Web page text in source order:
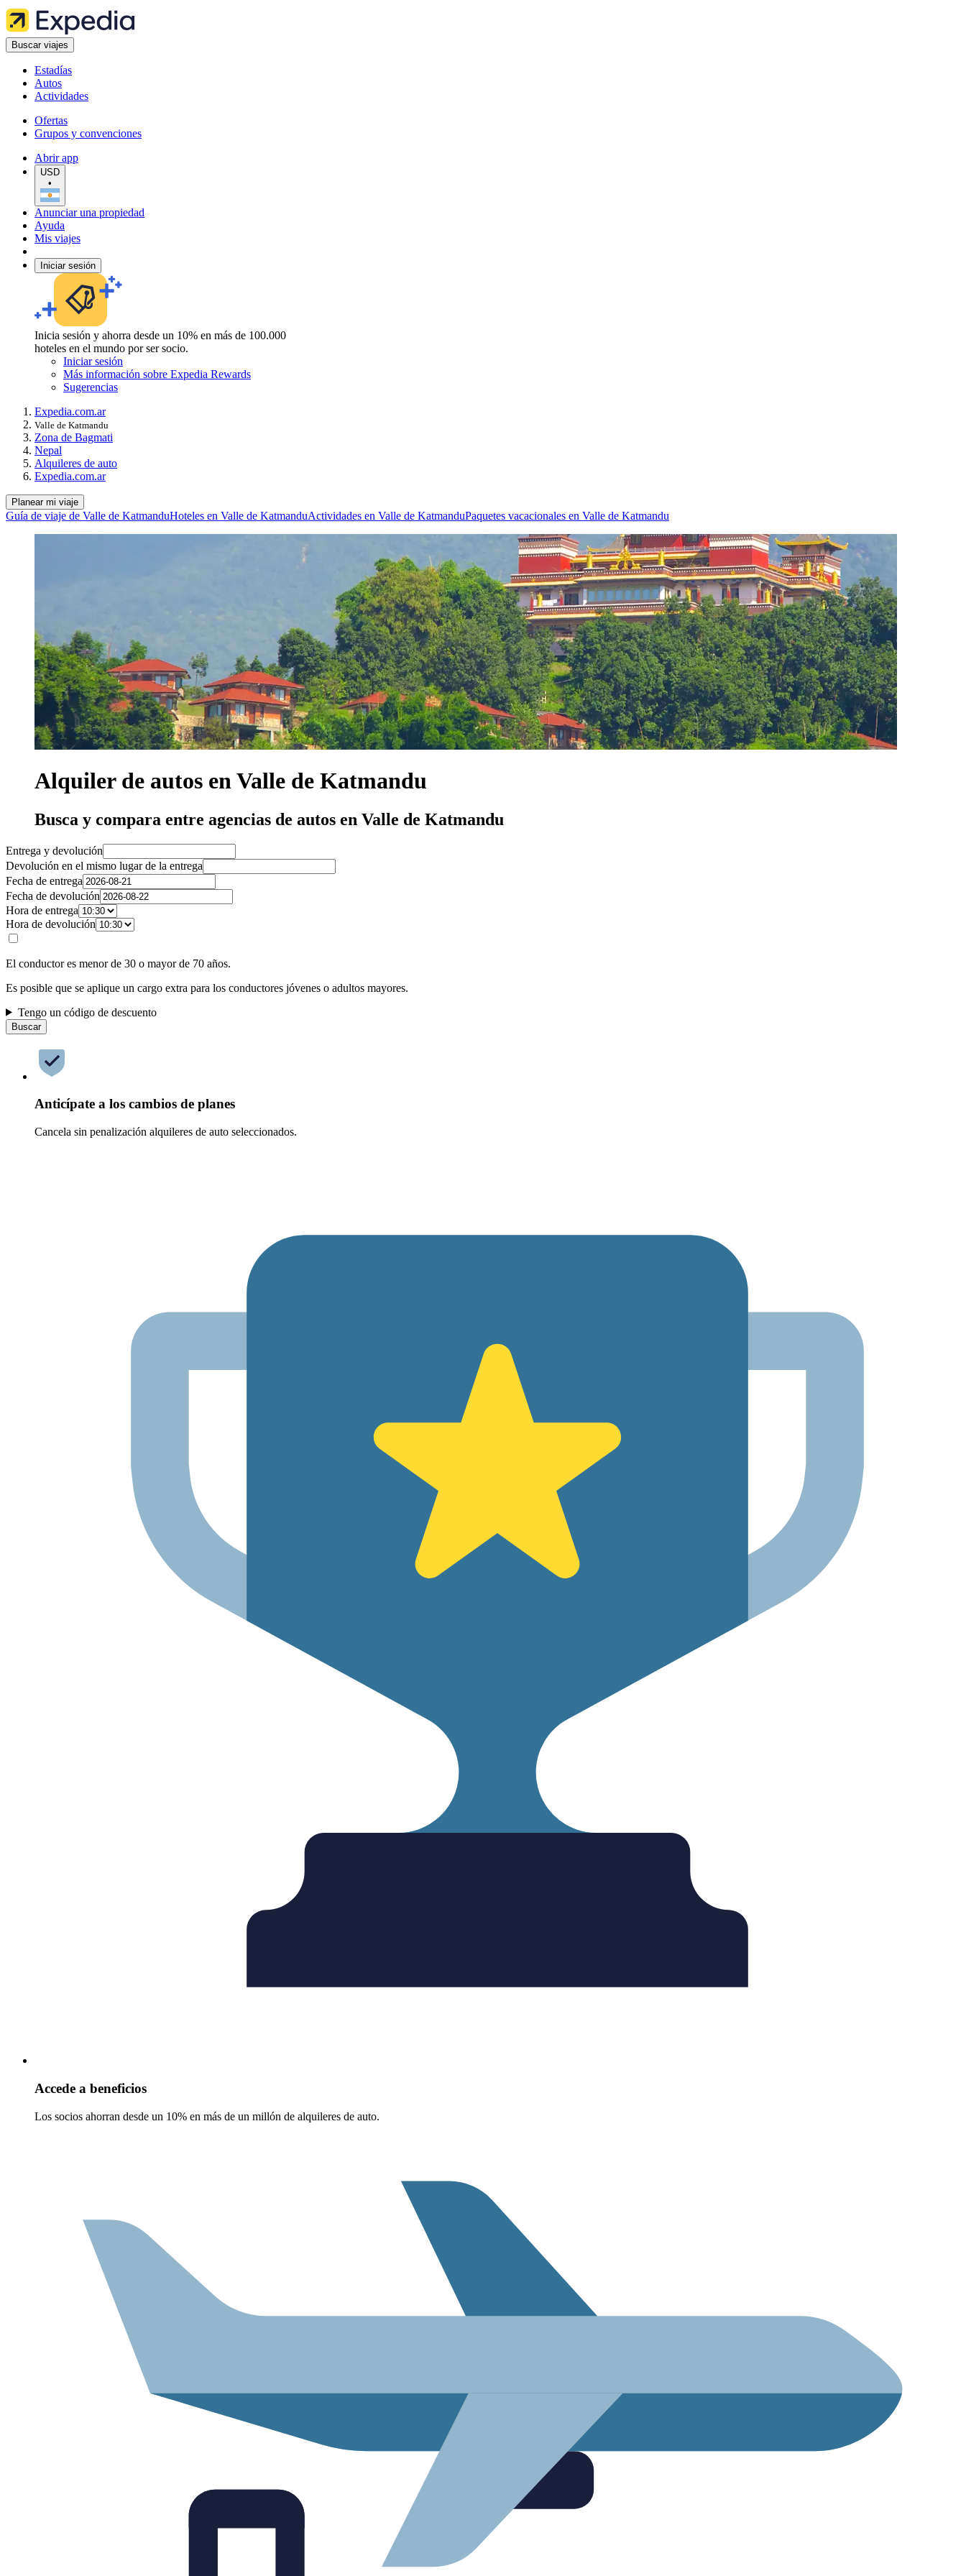
Buscar viajes
Estadías
Autos
Actividades
Ofertas
Grupos y convenciones
Abrir app
USD
•
Anunciar una propiedad
Ayuda
Mis viajes
Iniciar sesión
Inicia sesión y ahorra desde un 10% en más de 100.000
hoteles en el mundo por ser socio.
Iniciar sesión
Más información sobre Expedia Rewards
Sugerencias
Expedia.com.ar
Valle de Katmandu
Zona de Bagmati
Nepal
Alquileres de auto
Expedia.com.ar
Planear mi viaje
Guía de viaje de Valle de KatmanduHoteles en Valle de KatmanduActividades en Valle de KatmanduPaquetes vacacionales en Valle de Katmandu
Alquiler de autos en Valle de Katmandu
Busca y compara entre agencias de autos en Valle de Katmandu
Entrega y devolución
Devolución en el mismo lugar de la entrega
Fecha de entrega
Fecha de devolución
Hora de entrega
Hora de devolución
El conductor es menor de 30 o mayor de 70 años.
Es posible que se aplique un cargo extra para los conductores jóvenes o adultos mayores.
Tengo un código de descuento
Buscar
Anticípate a los cambios de planes
Cancela sin penalización alquileres de auto seleccionados.
Accede a beneficios
Los socios ahorran desde un 10% en más de un millón de alquileres de auto.